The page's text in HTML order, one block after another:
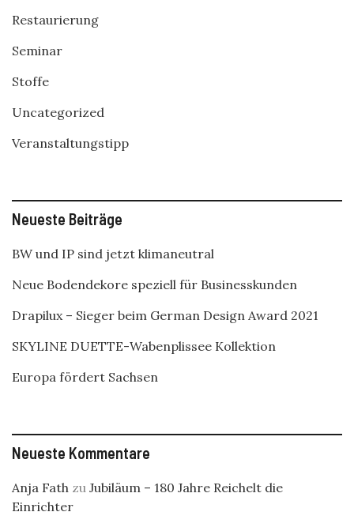
Restaurierung
Seminar
Stoffe
Uncategorized
Veranstaltungstipp
Neueste Beiträge
BW und IP sind jetzt klimaneutral
Neue Bodendekore speziell für Businesskunden
Drapilux – Sieger beim German Design Award 2021
SKYLINE DUETTE-Wabenplissee Kollektion
Europa fördert Sachsen
Neueste Kommentare
Anja Fath zu Jubiläum – 180 Jahre Reichelt die
Einrichter